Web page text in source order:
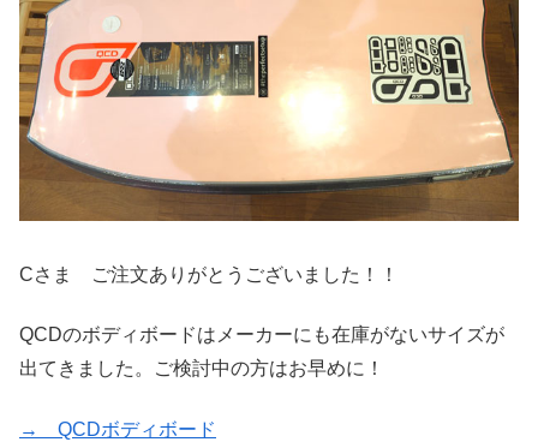
Cさま ご注文ありがとうございました！！
QCDのボディボードはメーカーにも在庫がないサイズが
出てきました。ご検討中の方はお早めに！
→ QCDボディボード